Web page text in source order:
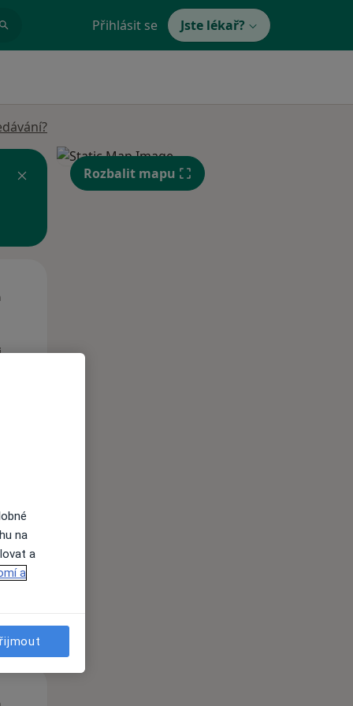
Přihlásit se Jste lékař?
Rozbalit mapu
na
a
a